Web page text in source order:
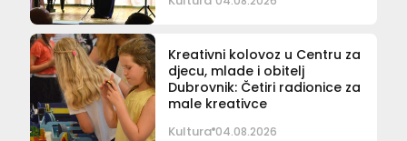
Kreativni kolovoz u Centru za
djecu, mlade i obitelj
Dubrovnik: Četiri radionice za
male kreativce
Kultura 04.08.2026